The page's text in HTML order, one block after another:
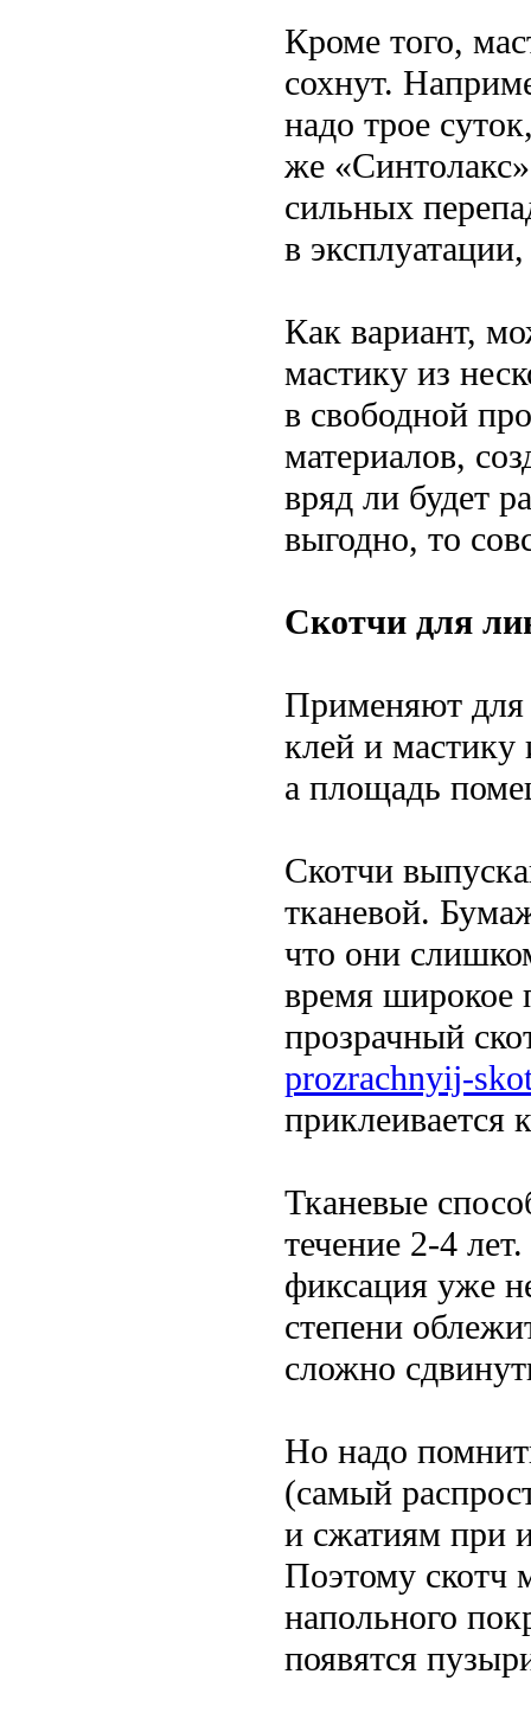
Кроме того,
сохнут.
надо трое
же
сильных
в
Как вариант,
мастику из
в свободной
материалов,
вряд ли будет
выгодно, то
Скотчи для
Применяют для
клей и мастику
а площадь
Скотчи
тканевой.
что они
время широкое
прозрачный
prozrachnyij-
приклеивается
Тканевые
течение 2-4
фиксация уже
степени
сложно
Но надо
(самый
и сжатиям при
Поэтому скотч
напольного
появятся